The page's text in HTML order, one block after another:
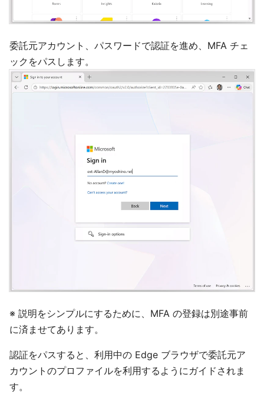
委託元アカウント、パスワードで認証を進め、MFA チェ
ックをパスします。
※ 説明をシンプルにするために、MFA の登録は別途事前
に済ませてあります。
認証をパスすると、利用中の Edge ブラウザで委託元ア
カウントのプロファイルを利用するようにガイドされま
す。